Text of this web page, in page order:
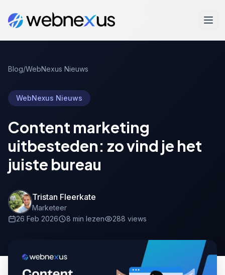
Blog/WebNexus Nieuws
WebNexus Nieuws
Content marketing
uitbesteden: zo vind je het
juiste bureau
Tristan Fleerkate
Marketeer
26 Feb 2026
8 min lezen 288 views